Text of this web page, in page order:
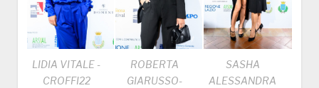
LIDIA VITALE -
CROFFI22
ROBERTA
GIARUSSO-
SASHA
ALESSANDRA